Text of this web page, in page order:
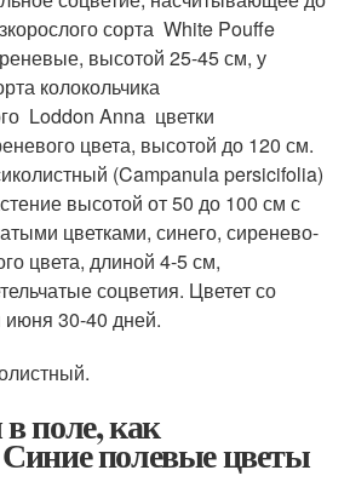
сорта White Pouffe
высотой 25-45 см, у
колокольчика
Loddon Anna цветки
цвета, высотой до 120 см.
(Campanula persicifolia)
высотой от 50 до 100 см с
цветками, синего, сиренево-
цвета, длиной 4-5 см,
соцветия. Цветет со
30-40 дней.
поле, как
полевые цветы